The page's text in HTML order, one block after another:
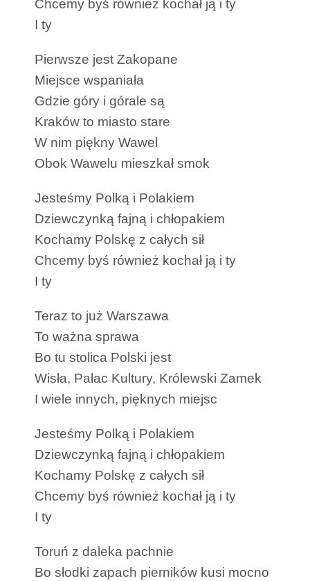
Chcemy byś również kochał ją i ty
I ty
Pierwsze jest Zakopane
Miejsce wspaniała
Gdzie góry i górale są
Kraków to miasto stare
W nim piękny Wawel
Obok Wawelu mieszkał smok
Jesteśmy Polką i Polakiem
Dziewczynką fajną i chłopakiem
Kochamy Polskę z całych sił
Chcemy byś również kochał ją i ty
I ty
Teraz to już Warszawa
To ważna sprawa
Bo tu stolica Polski jest
Wisła, Pałac Kultury, Królewski Zamek
I wiele innych, pięknych miejsc
Jesteśmy Polką i Polakiem
Dziewczynką fajną i chłopakiem
Kochamy Polskę z całych sił
Chcemy byś również kochał ją i ty
I ty
Toruń z daleka pachnie
Bo słodki zapach pierników kusi mocno